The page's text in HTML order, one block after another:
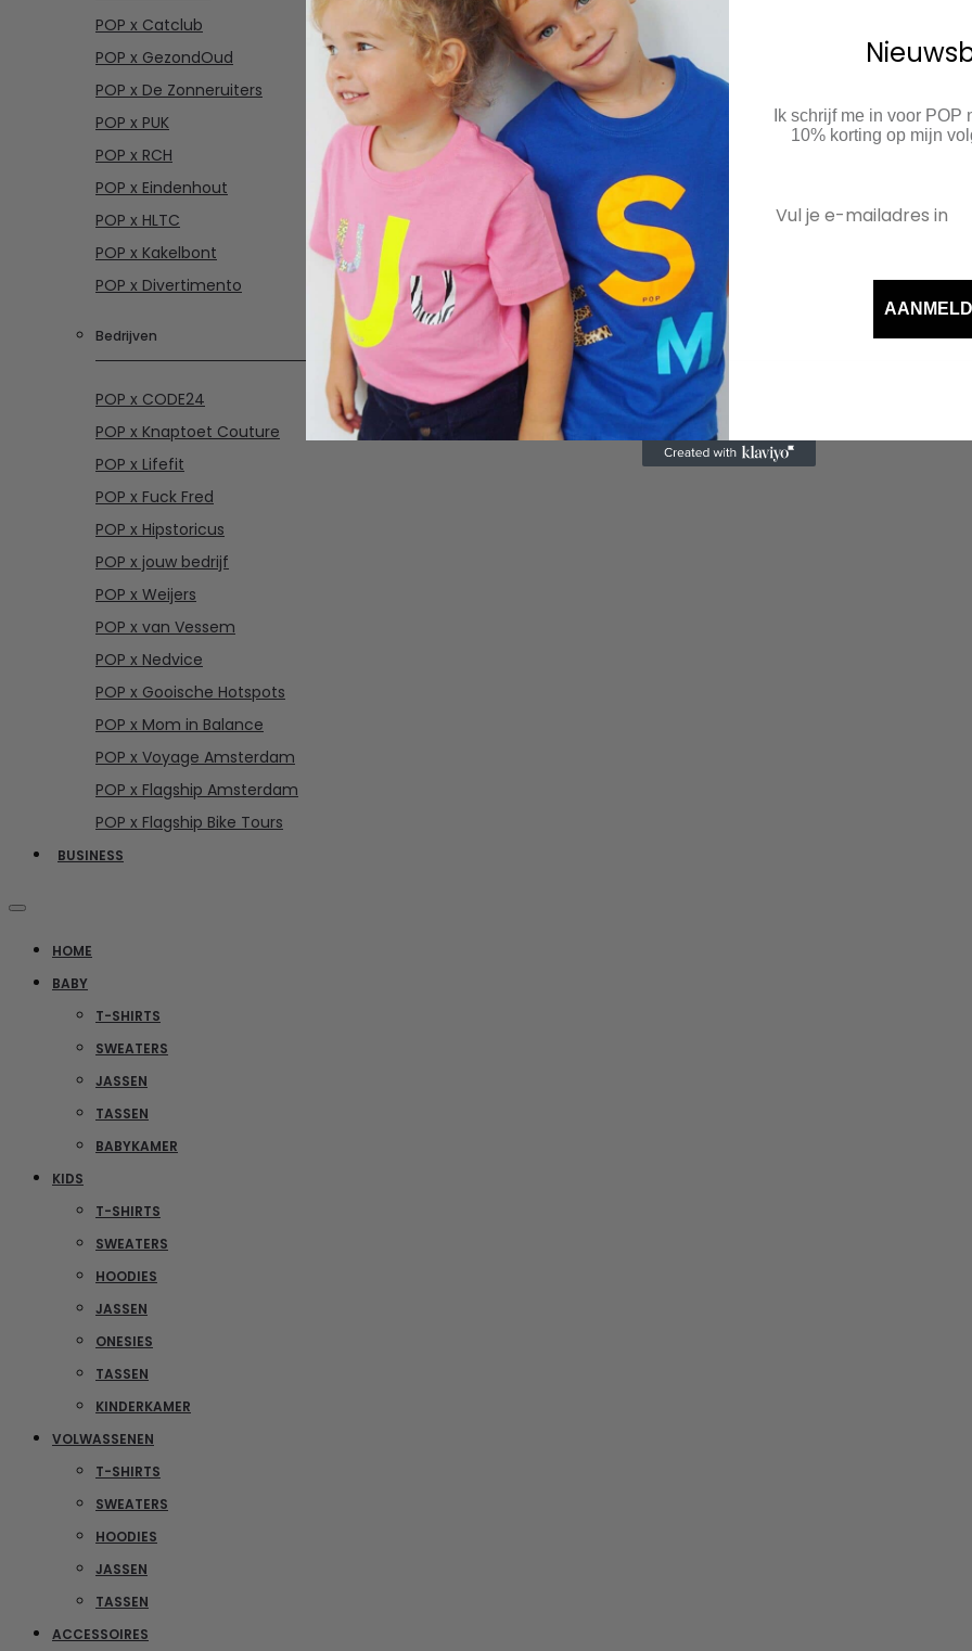
POP x Catclub
POP x GezondOud
POP x De Zonneruiters
POP x PUK
POP x RCH
POP x Eindenhout
POP x HLTC
POP x Kakelbont
POP x Divertimento
Bedrijven
POP x CODE24
POP x Knaptoet Couture
POP x Lifefit
POP x Fuck Fred
POP x Hipstoricus
POP x jouw bedrijf
POP x Weijers
POP x van Vessem
POP x Nedvice
POP x Gooische Hotspots
POP x Mom in Balance
POP x Voyage Amsterdam
POP x Flagship Amsterdam
POP x Flagship Bike Tours
BUSINESS
HOME
BABY
T-SHIRTS
SWEATERS
JASSEN
TASSEN
BABYKAMER
KIDS
T-SHIRTS
SWEATERS
HOODIES
JASSEN
ONESIES
TASSEN
KINDERKAMER
VOLWASSENEN
T-SHIRTS
SWEATERS
HOODIES
JASSEN
TASSEN
ACCESSOIRES
Ik schrijf me in voor
10% korting op mijn